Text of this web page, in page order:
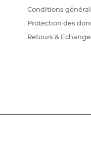
Conditions
Protection des
Retours &